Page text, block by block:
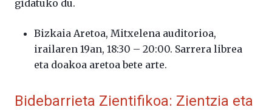
gidatuko du.
Bizkaia Aretoa, Mitxelena auditorioa,
irailaren 19an, 18:30 – 20:00. Sarrera librea
eta doakoa aretoa bete arte.
Bidebarrieta Zientifikoa: Zientzia eta